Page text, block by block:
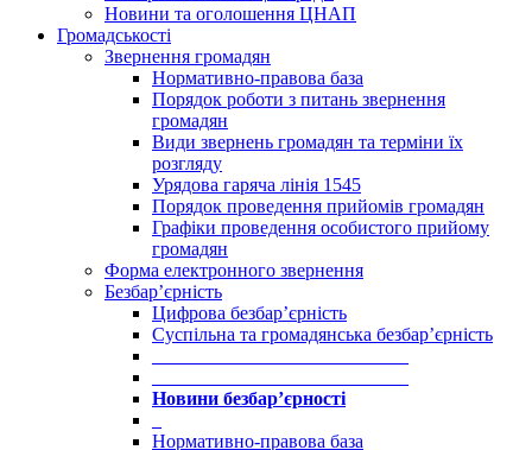
Новини та оголошення ЦНАП
Громадськості
Звернення громадян
Нормативно-правова база
Порядок роботи з питань звернення
громадян
Види звернень громадян та терміни їх
розгляду
Урядова гаряча лінія 1545
Порядок проведення прийомів громадян
Графіки проведення особистого прийому
громадян
Форма електронного звернення
Безбар’єрність
Цифрова безбар’єрність
Суспільна та громадянська безбар’єрність
Новини безбар’єрності
Нормативно-правова база